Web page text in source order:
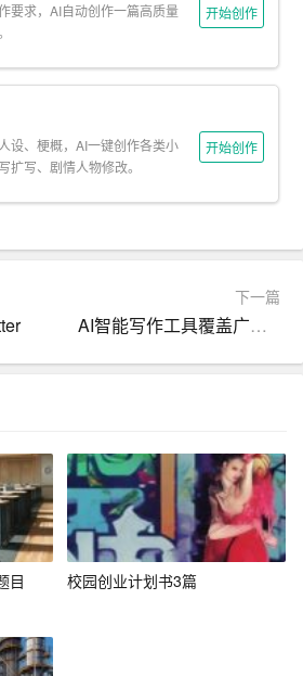
姓名]熟练掌握[相关技能，如计算
业技能等]，在[工作/学习单位]的相
用。
姓名]具备良好的沟通能力，能够与
良好的关系，有效协调各方资源，
保持冷静，确保工作质量和进度。
姓名]具备较强的适应能力，能够迅
姓名]具备良好的团队精神，能够主
成功贡献力量。
奋、敬业、有责任心的优秀人才。
表现得到了同事和上级的一致好
展作出贡献。
要求，AI自动创作一篇高质量
开始创作
设、梗概，AI一键创作各类小
扩写、剧情人物修改。
开始创作
下一篇
AI智能写作工具覆盖广泛，适合各类写作需求
目 校园创业计划书3篇